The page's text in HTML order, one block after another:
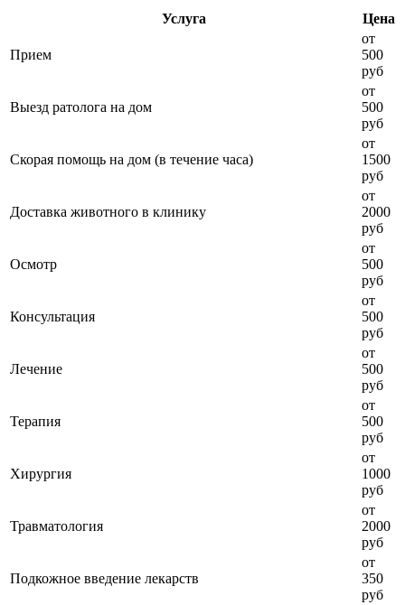
Услуга Цена
Прием
от
500
руб
Выезд ратолога на дом
от
500
руб
Скорая помощь на дом (в течение часа)
от
1500
руб
Доставка животного в клинику
от
2000
руб
Осмотр
от
500
руб
Консультация
от
500
руб
Лечение
от
500
руб
Терапия
от
500
руб
Хирургия
от
1000
руб
Травматология
от
2000
руб
Подкожное введение лекарств
от
350
руб